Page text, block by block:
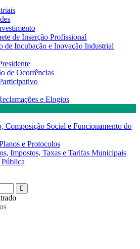
de Inserção Profissional
de Incubação e Inovação Industrial
de Ocorrências
e Elogios
Composição Social e Funcionamento do
e Protocolos
Impostos, Taxas e Tarifas Municipais